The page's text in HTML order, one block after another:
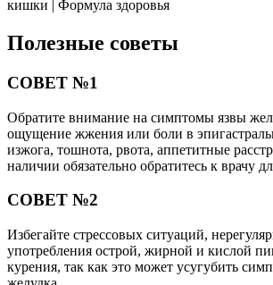
кишки | Формула здоровья
Полезные советы
СОВЕТ №1
Обратите внимание на симптомы язвы
ощущение жжения или боли в
изжога, тошнота, рвота, аппетитные
наличии обязательно обратитесь к врачу
СОВЕТ №2
Избегайте стрессовых ситуаций,
употребления острой, жирной и кислой
курения, так как это может усугубить